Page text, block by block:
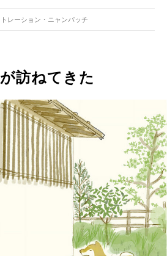
レーション・ニャンパッチ
訪ねてきた